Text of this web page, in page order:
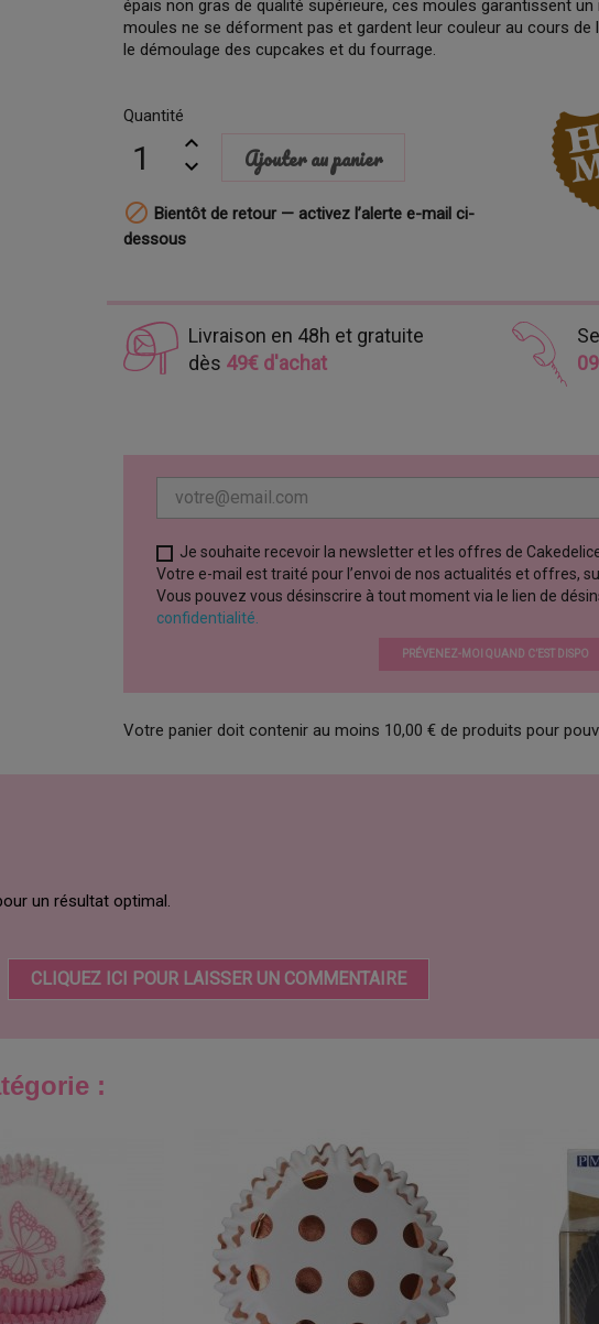
épais non gras de qualité supérieure, ces moules garantissent
moules ne se déforment pas et gardent leur couleur au cours
le démoulage des cupcakes et du fourrage.
Quantité
Ajouter au panier
 Bientôt de retour — activez l’alerte e-mail ci-
dessous
Livraison en 48h et gratuite
dès 49€ d'achat
Je souhaite recevoir la newsletter et les offres de
Votre e-mail est traité pour l’envoi de nos actualités et offres,
Vous pouvez vous désinscrire à tout moment via le lien de
confidentialité.
PRÉVENEZ-MOI QUAND C’EST DISPO
Votre panier doit contenir au moins 10,00 € de produits pour
un résultat optimal.
CLIQUEZ ICI POUR LAISSER UN COMMENTAIRE
: